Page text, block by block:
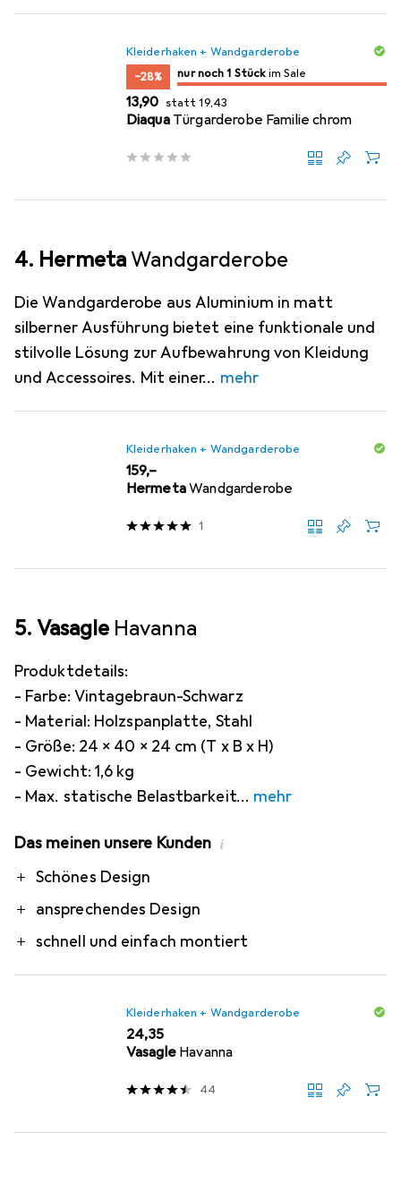
Kleiderhaken + Wandgarderobe
−28%
noch 1 Stückim Sale
nur noch 1 Stück im Sale
EUR
13,90 stattEUR
19,43
Diaqua Türgarderobe Familie chrom
4. Hermeta Wandgarderobe
Die Wandgarderobe aus Aluminium in matt
silberner Ausführung bietet eine funktionale und
stilvolle Lösung zur Aufbewahrung von Kleidung
und Accessoires. Mit einer
mehr
Kleiderhaken + Wandgarderobe
EUR
159,–
HermetaWandgarderobe
1
5. Vasagle Havanna
Produktdetails:
- Farbe: Vintagebraun-Schwarz
- Material: Holzspanplatte, Stahl
- Größe: 24 x 40 x 24 cm (T x B x H)
- Gewicht: 1,6 kg
- Max. statische Belastbarkeit
mehr
Das meinen unsere Kunden i
ProSchönes Design
ansprechendes Design
schnell und einfach montiert
Kleiderhaken + Wandgarderobe
EUR
24,35
Vasagle Havanna
44